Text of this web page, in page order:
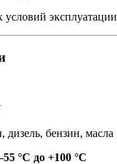
условий
дизель, бензин, масла
°C до +100 °C